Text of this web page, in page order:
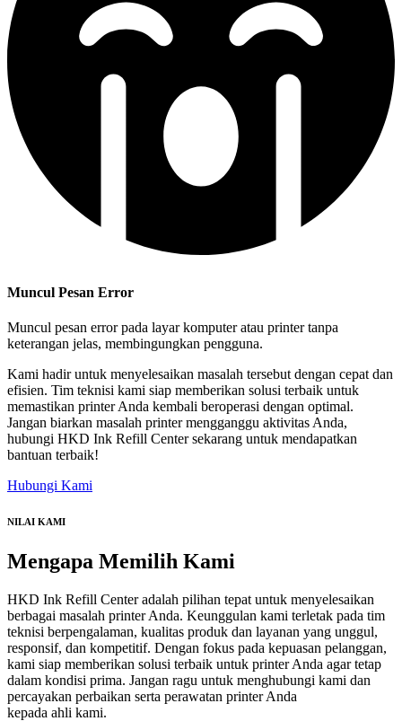
Muncul Pesan Error
Muncul pesan error pada layar komputer atau printer tanpa
keterangan jelas, membingungkan pengguna.
Kami hadir untuk menyelesaikan masalah tersebut dengan cepat dan
efisien. Tim teknisi kami siap memberikan solusi terbaik untuk
memastikan printer Anda kembali beroperasi dengan optimal.
Jangan biarkan masalah printer mengganggu aktivitas Anda,
hubungi HKD Ink Refill Center sekarang untuk mendapatkan
bantuan terbaik!
Hubungi Kami
NILAI KAMI
Mengapa Memilih Kami
HKD Ink Refill Center adalah pilihan tepat untuk menyelesaikan
berbagai masalah printer Anda. Keunggulan kami terletak pada tim
teknisi berpengalaman, kualitas produk dan layanan yang unggul,
responsif, dan kompetitif. Dengan fokus pada kepuasan pelanggan,
kami siap memberikan solusi terbaik untuk printer Anda agar tetap
dalam kondisi prima. Jangan ragu untuk menghubungi kami dan
percayakan perbaikan serta perawatan printer Anda
kepada ahli kami.